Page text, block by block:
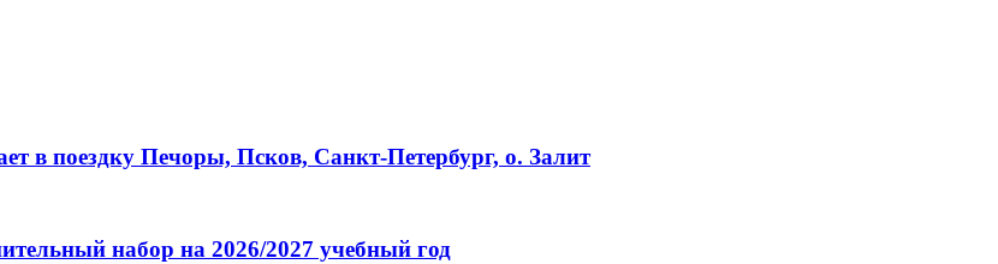
в поездку Печоры, Псков, Санкт-Петербург, о. Залит
набор на 2026/2027 учебный год